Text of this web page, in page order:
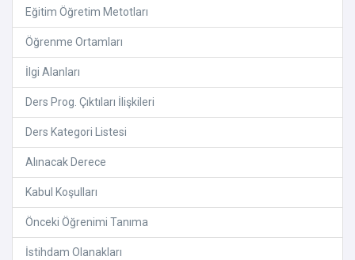
Eğitim Öğretim Metotları
Öğrenme Ortamları
İlgi Alanları
Ders Prog. Çıktıları İlişkileri
Ders Kategori Listesi
Alınacak Derece
Kabul Koşulları
Önceki Öğrenimi Tanıma
İstihdam Olanakları